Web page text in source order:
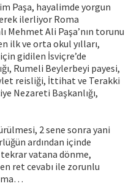
Paşa, hayalimde yorgun
ilerliyor Roma
Mehmet Ali Paşa’nın torunu
ilk ve orta okul yılları,
gidilen İsviçre’de
Rumeli Beylerbeyi payesi,
reisliği, İttihat ve Terakki
Nezareti Başkanlığı,
2 sene sonra yani
ardından içinde
vatana dönme,
ret cevabı ile zorunlu